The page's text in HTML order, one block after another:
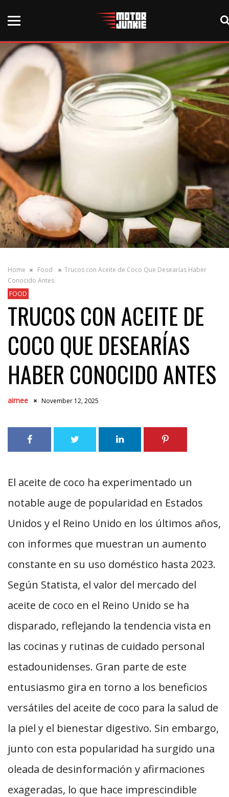
Home Food
Trucos con Aceite de Coco Que Desearías Haber
Conocido Antes
FOOD
TRUCOS CON ACEITE DE
COCO QUE DESEARÍAS
HABER CONOCIDO ANTES
aimee November 12, 2025
El aceite de coco ha experimentado un
notable auge de popularidad en Estados
Unidos y el Reino Unido en los últimos años,
con informes que muestran un aumento
constante en su uso doméstico hasta 2023.
Según Statista, el valor del mercado del
aceite de coco en el Reino Unido se ha
disparado, reflejando la tendencia vista en
las cocinas y rutinas de cuidado personal
estadounidenses. Gran parte de este
entusiasmo gira en torno a los beneficios
versátiles del aceite de coco para la salud de
la piel y el bienestar digestivo. Sin embargo,
junto con esta popularidad ha surgido una
oleada de desinformación y afirmaciones
exageradas, lo que hace imprescindible